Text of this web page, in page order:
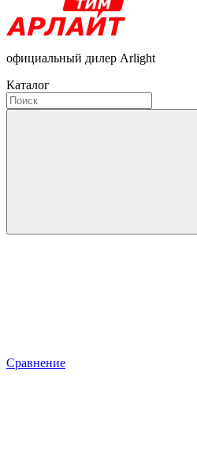
официальный дилер Arlight
Каталог
Сравнение